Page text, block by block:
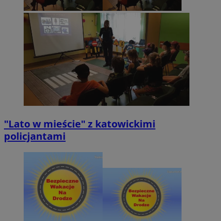
"Lato w mieście" z katowickimi
policjantami